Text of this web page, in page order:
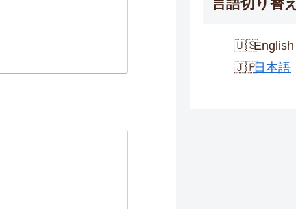
English
日本語